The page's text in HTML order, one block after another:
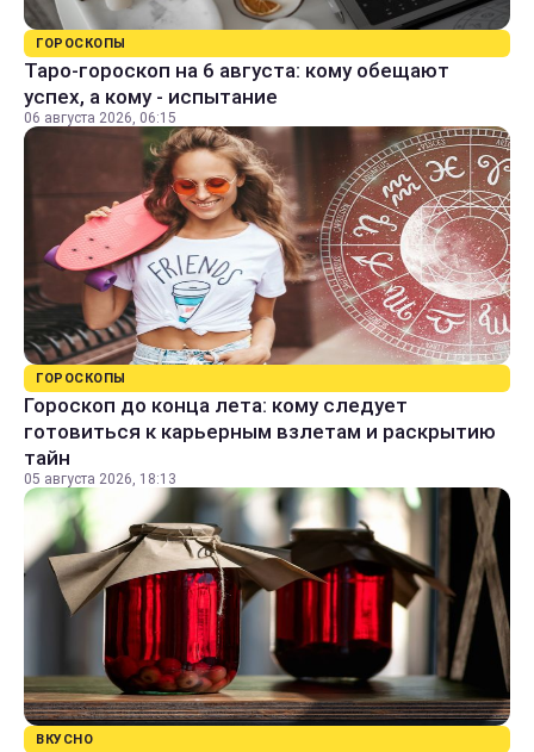
ГОРОСКОПЫ
Таро-гороскоп на 6 августа: кому обещают
успех, а кому - испытание
06 августа 2026, 06:15
ГОРОСКОПЫ
Гороскоп до конца лета: кому следует
готовиться к карьерным взлетам и раскрытию
тайн
05 августа 2026, 18:13
ВКУСНО